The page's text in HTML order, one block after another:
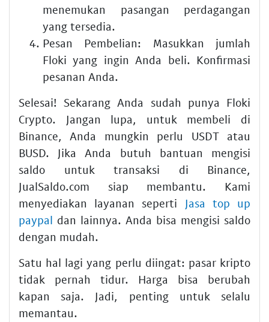
menemukan pasangan perdagangan
yang tersedia.
Pesan Pembelian: Masukkan jumlah
Floki yang ingin Anda beli. Konfirmasi
pesanan Anda.
Selesai! Sekarang Anda sudah punya Floki
Crypto. Jangan lupa, untuk membeli di
Binance, Anda mungkin perlu USDT atau
BUSD. Jika Anda butuh bantuan mengisi
saldo untuk transaksi di Binance,
JualSaldo.com siap membantu. Kami
menyediakan layanan seperti Jasa top up
paypal dan lainnya. Anda bisa mengisi saldo
dengan mudah.
Satu hal lagi yang perlu diingat: pasar kripto
tidak pernah tidur. Harga bisa berubah
kapan saja. Jadi, penting untuk selalu
memantau.